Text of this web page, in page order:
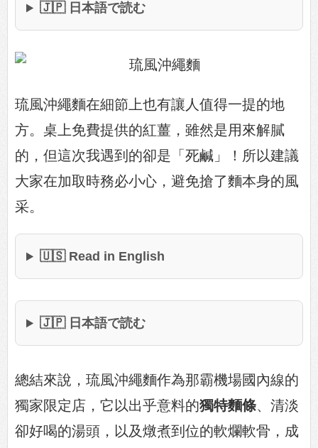
🇯🇵 日本語で読む
琉風沖繩麵在細節上也有讓人值得一提的地
方。桌上免費提供的紅薑，雖然是用來解膩
的，但這次我遇到的卻是「死鹹」！所以建議
大家在加取時務必小心，避免搶了麵本身的風
采。
🇺🇸 Read in English
🇯🇵 日本語で読む
總結來說，琉風沖繩麵作為那霸機場國內線的
獨家限定店，它以出乎意料的獨特麵條、清淡
卻好喝的湯頭，以及燉煮到位的軟爛軟骨，成